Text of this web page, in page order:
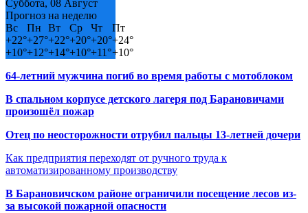
Суббота, 08 Август
Прогноз на неделю
Вс
Пн Вт Ср Чт
Пт
+22°+27°+22°+20°+20°+24°
+10°+12°+14°+10°+11°+10°
64-летний мужчина погиб во время работы с мотоблоком
В спальном корпусе детского лагеря под Барановичами
произошёл пожар
Отец по неосторожности отрубил пальцы 13-летней дочери
Как предприятия переходят от ручного труда к
автоматизированному производству
В Барановичском районе ограничили посещение лесов из-
за высокой пожарной опасности